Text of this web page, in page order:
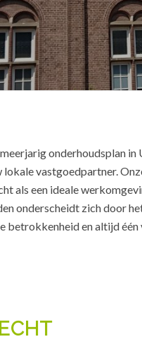
onderhoudsplan
vastgoedpartner.
als een ideale
onderscheidt zich door
betrokkenheid en altijd één